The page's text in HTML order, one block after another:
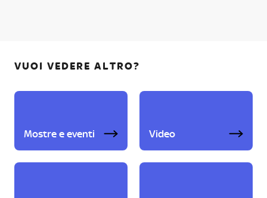
VUOI VEDERE ALTRO?
Mostre e eventi Video